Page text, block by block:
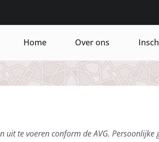
Home Over ons
te voeren conform de AVG. Persoonlijke